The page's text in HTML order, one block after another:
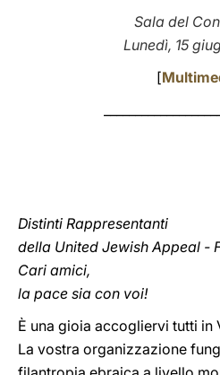
Sala del
Lunedì, 15
[
Distinti Rappresentanti
della United Jewish Appeal -
Cari amici,
la pace sia con voi!
È una gioia accogliervi tutti in
La vostra organizzazione